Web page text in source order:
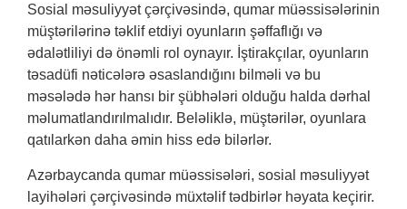
Sosial məsuliyyət çərçivəsində, qumar müəssisələrinin
müştərilərinə təklif etdiyi oyunların şəffaflığı və
ədalətliliyi də önəmli rol oynayır. İştirakçılar, oyunların
təsadüfi nəticələrə əsaslandığını bilməli və bu
məsələdə hər hansı bir şübhələri olduğu halda dərhal
məlumatlandırılmalıdır. Beləliklə, müştərilər, oyunlara
qatılarkən daha əmin hiss edə bilərlər.
Azərbaycanda qumar müəssisələri, sosial məsuliyyət
layihələri çərçivəsində müxtəlif tədbirlər həyata keçirir.